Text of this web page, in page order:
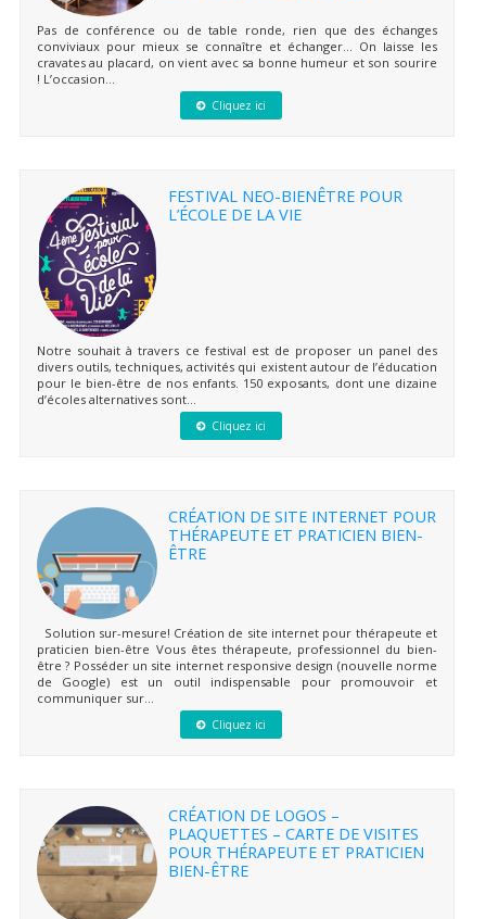
Pas de conférence ou de table ronde, rien que des échanges
conviviaux pour mieux se connaître et échanger… On laisse les
cravates au placard, on vient avec sa bonne humeur et son sourire
! L’occasion...
Cliquez ici
FESTIVAL NEO-BIENÊTRE POUR
L’ÉCOLE DE LA VIE
Notre souhait à travers ce festival est de proposer un panel des
divers outils, techniques, activités qui existent autour de l’éducation
pour le bien-être de nos enfants. 150 exposants, dont une dizaine
d’écoles alternatives sont...
Cliquez ici
CRÉATION DE SITE INTERNET POUR
THÉRAPEUTE ET PRATICIEN BIEN-
ÊTRE
Solution sur-mesure! Création de site internet pour thérapeute et
praticien bien-être Vous êtes thérapeute, professionnel du bien-
être ? Posséder un site internet responsive design (nouvelle norme
de Google) est un outil indispensable pour promouvoir et
communiquer sur...
Cliquez ici
CRÉATION DE LOGOS –
PLAQUETTES – CARTE DE VISITES
POUR THÉRAPEUTE ET PRATICIEN
BIEN-ÊTRE